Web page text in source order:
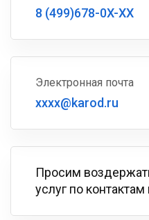
8 (499)678-0X-XX
Электронная почта
xxxx@karod.ru
Просим
услуг по